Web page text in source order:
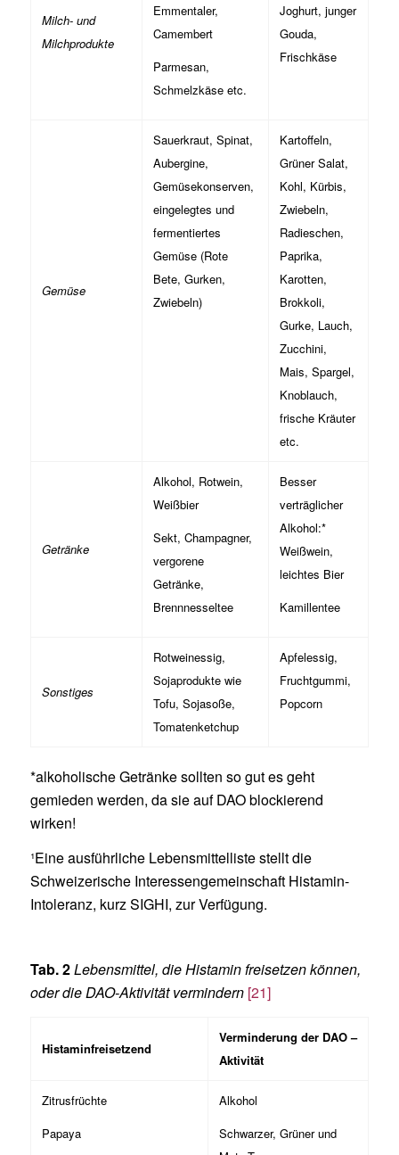
Milch- und
Milchprodukte
Emmentaler,
Camembert
Parmesan,
Schmelzkäse etc.
Joghurt, junger
Gouda,
Frischkäse
Gemüse
Sauerkraut, Spinat,
Aubergine,
Gemüsekonserven,
eingelegtes und
fermentiertes
Gemüse (Rote
Bete, Gurken,
Zwiebeln)
Kartoffeln,
Grüner Salat,
Kohl, Kürbis,
Zwiebeln,
Radieschen,
Paprika,
Karotten,
Brokkoli,
Gurke, Lauch,
Zucchini,
Mais, Spargel,
Knoblauch,
frische Kräuter
etc.
Getränke
Alkohol, Rotwein,
Weißbier
Sekt, Champagner,
vergorene
Getränke,
Brennnesseltee
Besser
verträglicher
Alkohol:*
Weißwein,
leichtes Bier
Kamillentee
Sonstiges
Rotweinessig,
Sojaprodukte wie
Tofu, Sojasoße,
Tomatenketchup
Apfelessig,
Fruchtgummi,
Popcorn
*alkoholische Getränke sollten so gut es geht
gemieden werden, da sie auf DAO blockierend
wirken!
¹Eine ausführliche Lebensmittelliste stellt die
Schweizerische Interessengemeinschaft Histamin-
Intoleranz, kurz SIGHI, zur Verfügung.
Tab. 2Lebensmittel, die Histamin freisetzen können,
oder die DAO-Aktivität vermindern [21]
Histaminfreisetzend
Verminderung der DAO –
Aktivität
Zitrusfrüchte
Papaya
Alkohol
Schwarzer, Grüner und